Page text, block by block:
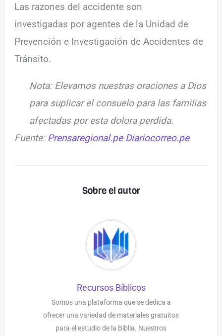
Las razones del accidente son
investigadas por agentes de la Unidad de
Prevención e Investigación de Accidentes de
Tránsito.
Nota: Elevamos nuestras oraciones a Dios
para suplicar el consuelo para las familias
afectadas por esta dolora perdida.
Fuente: Prensaregional.pe Diariocorreo.pe
Sobre el autor
Recursos Bíblicos
Somos una plataforma que se dedica a
ofrecer una variedad de materiales gratuitos
para el estudio de la Biblia. Nuestros